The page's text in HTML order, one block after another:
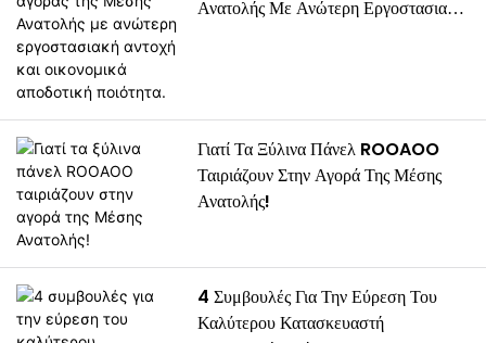
Ανατολής Με Ανώτερη Εργοστασιακή
Γιατί Τα Ξύλινα Πάνελ ROOAOO
Ταιριάζουν Στην Αγορά Της Μέσης
Ανατολής!
4 Συμβουλές Για Την Εύρεση Του
Καλύτερου Κατασκευαστή